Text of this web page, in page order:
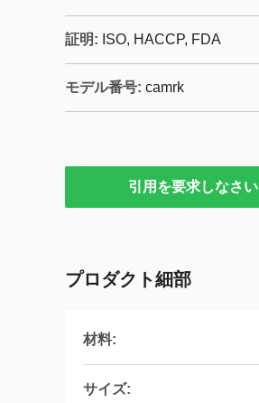
証明: ISO, HACCP, FDA
モデル番号: camrk
引用を要求しなさい
プロダクト細部
材料:
サイズ: